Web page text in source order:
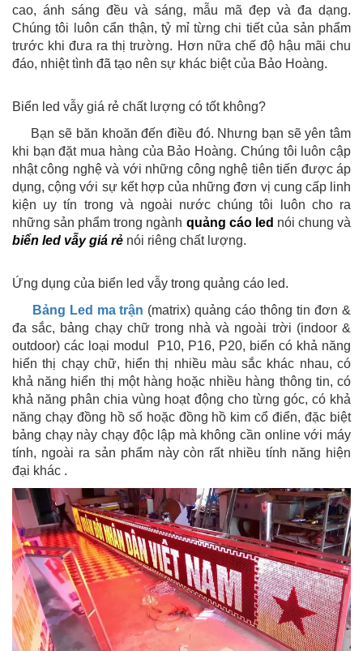
cao, ánh sáng đều và sáng, mẫu mã đẹp và đa dạng.
Chúng tôi luôn cẩn thận, tỷ mỉ từng chi tiết của sản phẩm
trước khi đưa ra thị trường. Hơn nữa chế độ hậu mãi chu
đáo, nhiệt tình đã tạo nên sự khác biệt của Bảo Hoàng.
Biển led vẫy giá rẻ chất lượng có tốt không?
Bạn sẽ băn khoăn đến điều đó. Nhưng bạn sẽ yên tâm
khi bạn đặt mua hàng của Bảo Hoàng. Chúng tôi luôn cập
nhật công nghệ và với những công nghệ tiên tiến được áp
dụng, cộng với sự kết hợp của những đơn vị cung cấp linh
kiện uy tín trong và ngoài nước chúng tôi luôn cho ra
những sản phẩm trong ngành quảng cáo led nói chung và
biển led vẫy giá rẻ nói riêng chất lượng.
Ứng dụng của biển led vẫy trong quảng cáo led.
Bảng Led ma trận (matrix) quảng cáo thông tin đơn &
đa sắc, bảng chạy chữ trong nhà và ngoài trời (indoor &
outdoor) các loại modul P10, P16, P20, biển có khả năng
hiển thị chạy chữ, hiển thị nhiều màu sắc khác nhau, có
khả năng hiển thị một hàng hoặc nhiều hàng thông tin, có
khả năng phân chia vùng hoạt động cho từng góc, có khả
năng chạy đồng hồ số hoặc đồng hồ kim cổ điển, đặc biệt
bảng chạy này chạy độc lập mà không cần online với máy
tính, ngoài ra sản phẩm này còn rất nhiều tính năng hiện
đại khác .